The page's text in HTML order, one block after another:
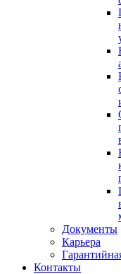
Документы
Карьера
Контакты